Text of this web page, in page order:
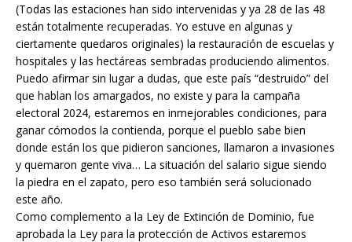
(Todas las estaciones han sido intervenidas y ya 28 de las 48
están totalmente recuperadas. Yo estuve en algunas y
ciertamente quedaros originales) la restauración de escuelas y
hospitales y las hectáreas sembradas produciendo alimentos.
Puedo afirmar sin lugar a dudas, que este país “destruido” del
que hablan los amargados, no existe y para la campaña
electoral 2024, estaremos en inmejorables condiciones, para
ganar cómodos la contienda, porque el pueblo sabe bien
donde están los que pidieron sanciones, llamaron a invasiones
y quemaron gente viva… La situación del salario sigue siendo
la piedra en el zapato, pero eso también será solucionado
este año.
Como complemento a la Ley de Extinción de Dominio, fue
aprobada la Ley para la protección de Activos estaremos